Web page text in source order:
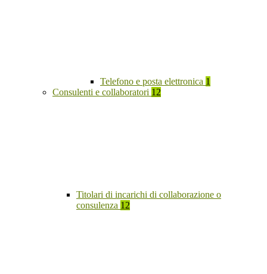
Telefono e posta elettronica 1
Consulenti e collaboratori 12
Titolari di incarichi di collaborazione o
consulenza 12